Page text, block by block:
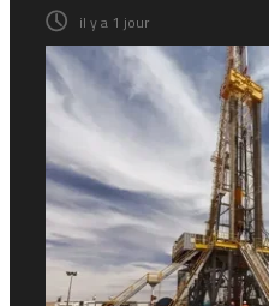
il y a 1 jour